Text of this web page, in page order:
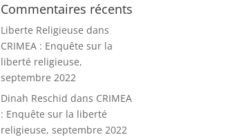
Commentaires récents
Liberte Religieuse dans
CRIMEA : Enquête sur la
liberté religieuse,
septembre 2022
Dinah Reschid dans CRIMEA
: Enquête sur la liberté
religieuse, septembre 2022